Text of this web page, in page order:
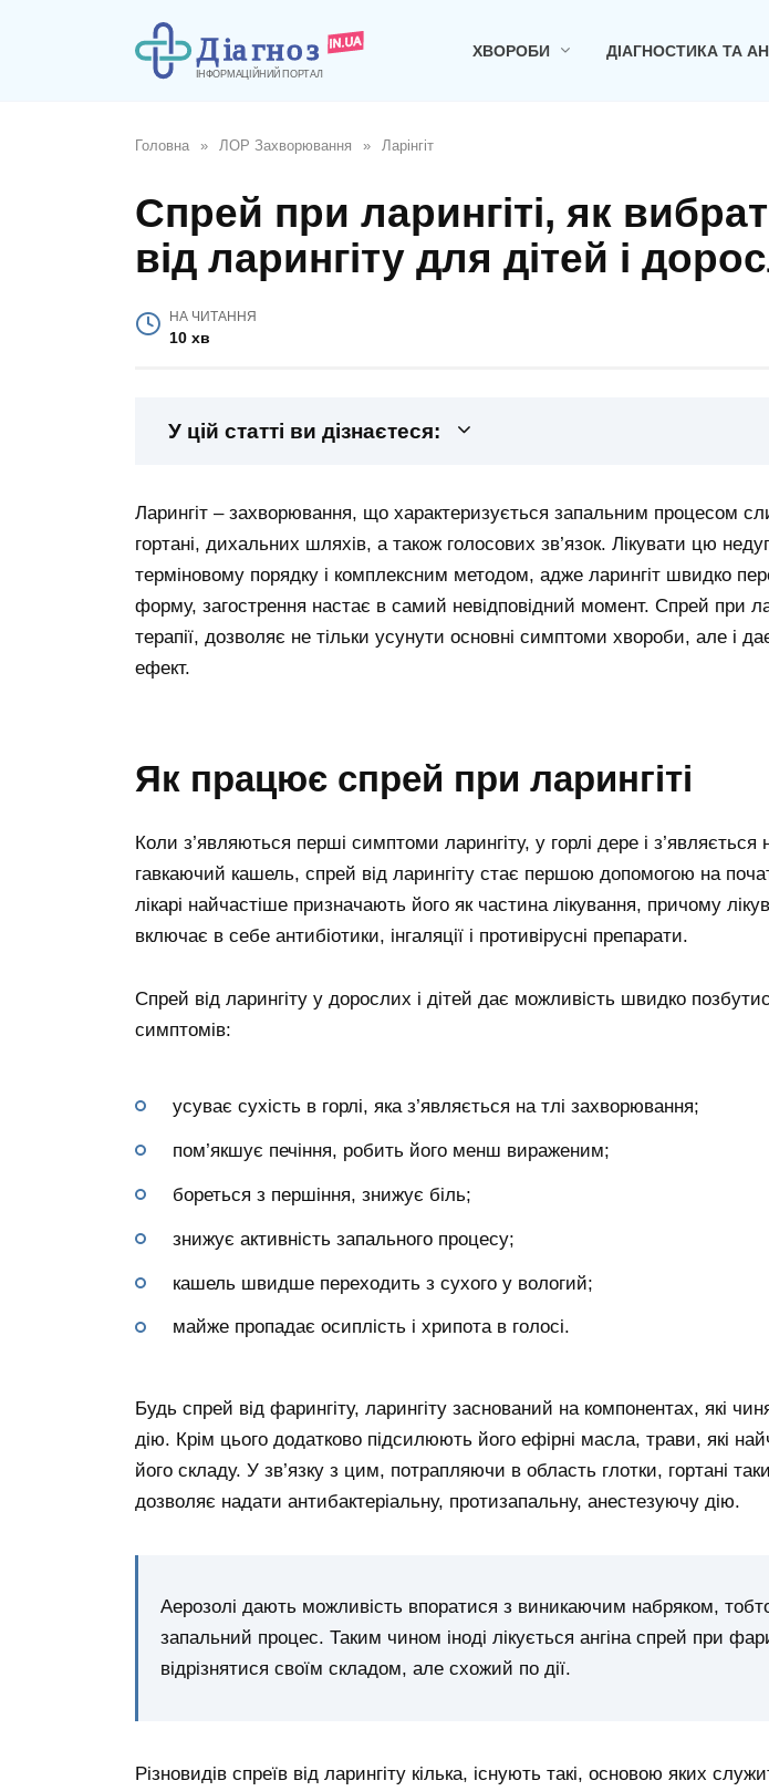
ХВОРОБИ ДІАГНОСТИКА ТА
Головна » ЛОР Захворювання » Ларінгіт
Спрей при ларингіті, як
від ларингіту для дітей і
НА ЧИТАННЯ
10 хв
У цій статті ви дізнаєтеся:
Ларингіт – захворювання, що характеризується запальним процесом
гортані, дихальних шляхів, а також голосових зв’язок. Лікувати цю
терміновому порядку і комплексним методом, адже ларингіт швидко
форму, загострення настає в самий невідповідний момент. Спрей при
терапії, дозволяє не тільки усунути основні симптоми хвороби, але і
ефект.
Як працює спрей при ларингіті
Коли з’являються перші симптоми ларингіту, у горлі дере і
гавкаючий кашель, спрей від ларингіту стає першою допомогою на
лікарі найчастіше призначають його як частина лікування, причому
включає в себе антибіотики, інгаляції і противірусні препарати.
Спрей від ларингіту у дорослих і дітей дає можливість швидко
симптомів:
усуває сухість в горлі, яка з’являється на тлі захворювання;
пом’якшує печіння, робить його менш вираженим;
бореться з першіння, знижує біль;
знижує активність запального процесу;
кашель швидше переходить з сухого у вологий;
майже пропадає осиплість і хрипота в голосі.
Будь спрей від фарингіту, ларингіту заснований на компонентах, які
дію. Крім цього додатково підсилюють його ефірні масла, трави, які
його складу. У зв’язку з цим, потрапляючи в область глотки, гортані
дозволяє надати антибактеріальну, протизапальну, анестезуючу дію.
Аерозолі дають можливість впоратися з виникаючим набряком,
запальний процес. Таким чином іноді лікується ангіна спрей при
відрізнятися своїм складом, але схожий по дії.
Різновидів спреїв від ларингіту кілька, існують такі, основою яких